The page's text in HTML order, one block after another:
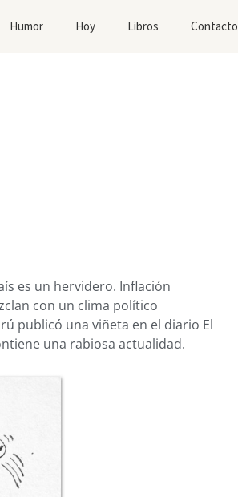
Humor Hoy Libros Contacto
es un hervidero. Inflación
con un clima político
publicó una viñeta en el diario El
una rabiosa actualidad.